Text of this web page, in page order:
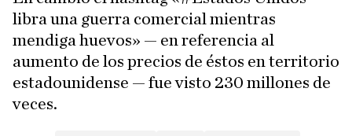
libra una guerra comercial mientras
mendiga huevos» — en referencia al
aumento de los precios de éstos en territorio
estadounidense — fue visto 230 millones de
veces.